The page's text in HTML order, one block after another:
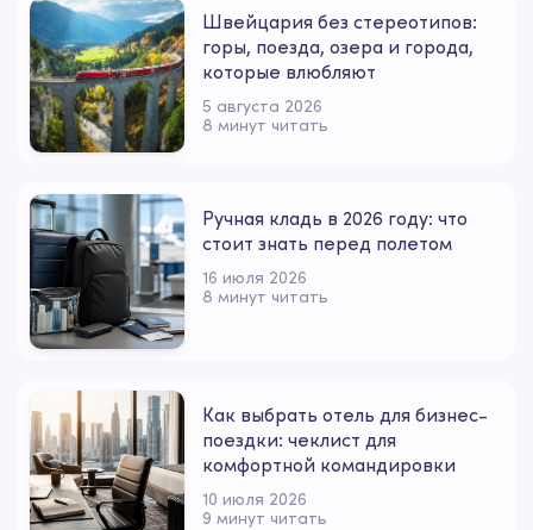
Швейцария без стереотипов:
горы, поезда, озера и города,
которые влюбляют
5 августа 2026
8 минут читать
Ручная кладь в 2026 году: что
стоит знать перед полетом
16 июля 2026
8 минут читать
Как выбрать отель для бизнес-
поездки: чеклист для
комфортной командировки
10 июля 2026
9 минут читать